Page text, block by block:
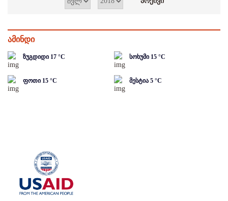
ამინდი
ზუგდიდი 17 °C სოხუმი 15 °C
ფოთი 15 °C მესტია 5 °C